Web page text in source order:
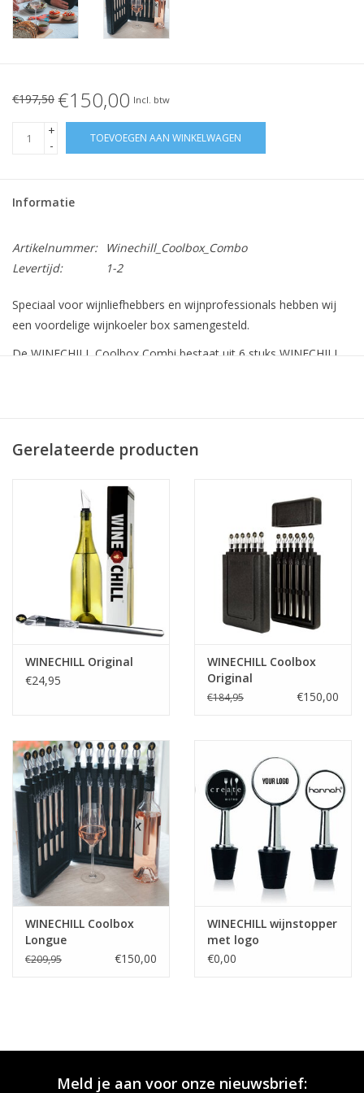
€197,50 €150,00 Incl. btw
+
-
TOEVOEGEN AAN WINKELWAGEN
Informatie
Artikelnummer:
Winechill_Coolbox_Combo
Levertijd:
1-2
Speciaal voor wijnliefhebbers en wijnprofessionals hebben wij
een voordelige wijnkoeler box samengesteld.
De WINECHILL Coolbox Combi bestaat uit 6 stuks WINECHILL
De WINECHILLS kunt u in de bewaarbox in de vriezer bewaren
proeverijen of een boottochtje. De WINECHILL blijft in deze
bewaardoos namelijk tot wel 8 uur lang bevroren zodat u
gedurende het event uw wijnen goed gekoeld kunt serveren op
Het is tegen een kleine meerprijs ook mogelijk om uw eigen
logo op de stopper te laten plaatsen. Voor meer informatie
hierover mail naar:sales@wine-chill.com
Gerelateerde producten
WINECHILL Original
€24,95
WINECHILL Coolbox
Original
€184,95 €150,00
WINECHILL Coolbox
Longue
€209,95 €150,00
WINECHILL wijnstopper
met logo
€0,00
Meld je aan voor onze nieuwsbrief: